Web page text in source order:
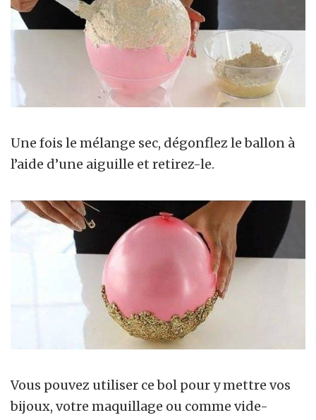
Une fois le mélange sec, dégonflez le ballon à
l’aide d’une aiguille et retirez-le.
Vous pouvez utiliser ce bol pour y mettre vos
bijoux, votre maquillage ou comme vide-